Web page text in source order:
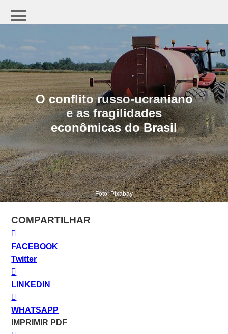
O conflito russo-ucraniano
e as fragilidades
econômicas do Brasil
Foto: Pixabay
COMPARTILHAR
FACEBOOK
Twitter
LINKEDIN
WHATSAPP
IMPRIMIR PDF